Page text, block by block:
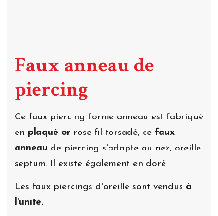
Faux anneau de
piercing
Ce faux piercing forme anneau est fabriqué
en plaqué or rose fil torsadé, ce faux
anneau de piercing s'adapte au nez, oreille
septum. Il existe également en doré
Les faux piercings d'oreille sont vendus à
l'unité.